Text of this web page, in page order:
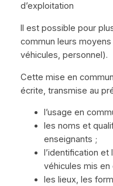
d’exploitation
Il est possible pour
commun leurs
véhicules, personnel).
Cette mise en
écrite, transmise au
l’usage en
les noms et
enseignants ;
l’identification
véhicules mis en
les lieux, les